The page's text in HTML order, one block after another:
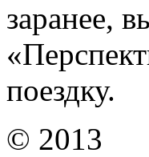
заранее,
поездку.
© 2013